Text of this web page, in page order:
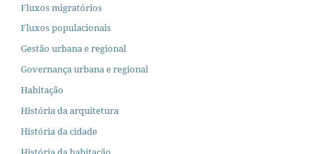
Fluxos migratórios
Fluxos populacionais
Gestão urbana e regional
Governança urbana e regional
Habitação
História da arquitetura
História da cidade